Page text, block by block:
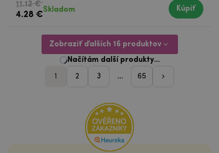
11.12 €
4.28 €
Skladom Kúpiť
Zobraziť ďalších 16 produktov
...